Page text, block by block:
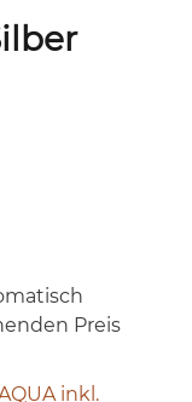
Preis
inkl.